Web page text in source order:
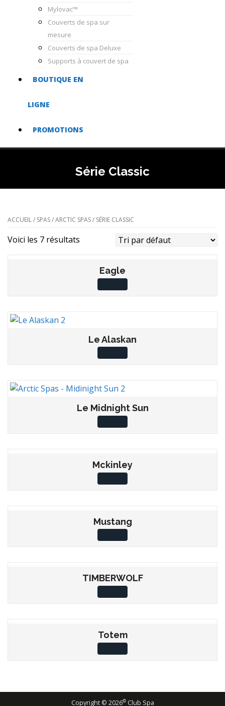
Mylovac™
Couverts de spa sur
mesure
Couverts de spa Deluxe
Supports à couvert de spa
BOUTIQUE EN
LIGNE
PROMOTIONS
Série Classic
ACCUEIL/ SPAS/ARCTIC SPAS/ SÉRIE CLASSIC
Voici les 7 résultats
Eagle
Le Alaskan
Le Midnight Sun
Mckinley
Mustang
TIMBERWOLF
Totem
Copyright © 2026©Club Spa